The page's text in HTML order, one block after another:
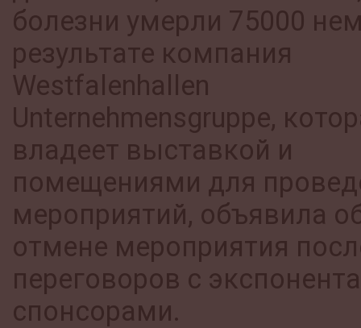
болезни умерли 75000
результате компания
Westfalenhallen
Unternehmensgruppe,
владеет выставкой и
помещениями для
мероприятий, объявила
отмене мероприятия
переговоров с
спонсорами.